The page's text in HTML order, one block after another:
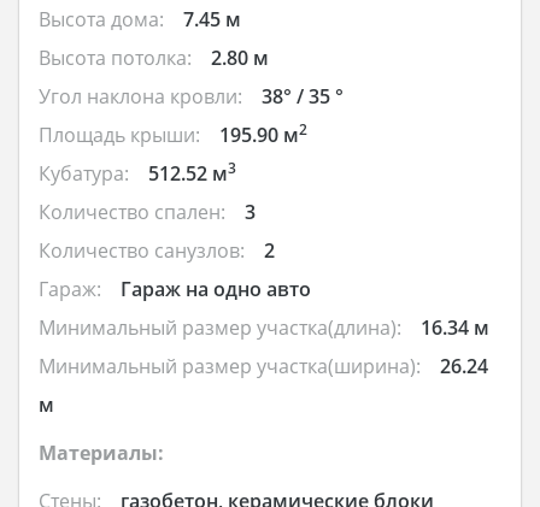
Высота дома:
7.45 м
Высота потолка:
2.80 м
Угол наклона кровли:
38° / 35 °
Площадь крыши:
195.90 м2
Кубатура: 512.52 м3
Количество спален:
3
Количество санузлов:
2
Гараж:
Гараж на одно авто
Минимальный размер участка(длина):
16.34 м
Минимальный размер участка(ширина):
26.24
м
Материалы:
Стены:
газобетон, керамические блоки